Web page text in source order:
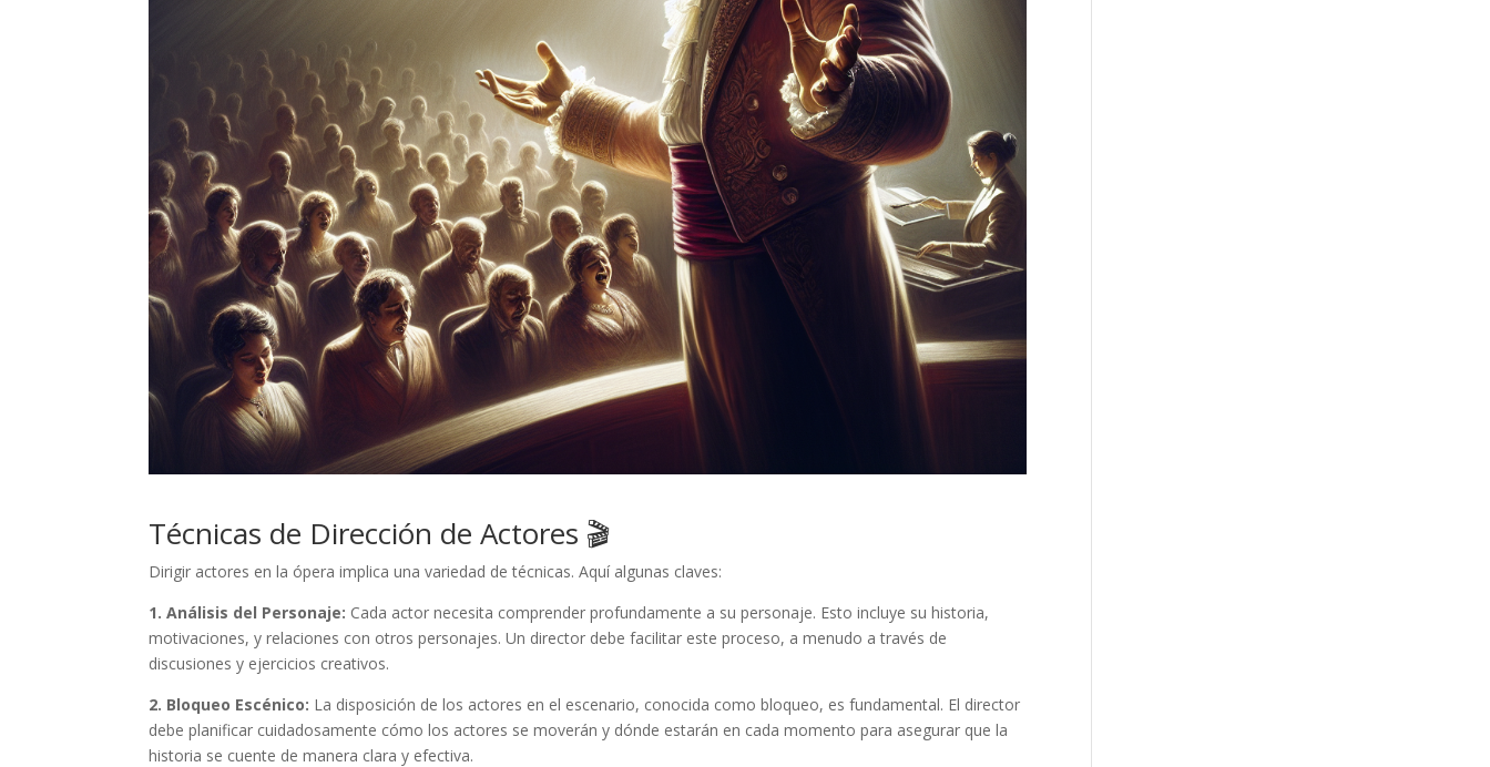
Técnicas de Dirección de Actores 🎬
Dirigir actores en la ópera implica una variedad de técnicas. Aquí algunas claves:
1. Análisis del Personaje: Cada actor necesita comprender profundamente a su personaje. Esto incluye su historia,
motivaciones, y relaciones con otros personajes. Un director debe facilitar este proceso, a menudo a través de
discusiones y ejercicios creativos.
2. Bloqueo Escénico: La disposición de los actores en el escenario, conocida como bloqueo, es fundamental. El director
debe planificar cuidadosamente cómo los actores se moverán y dónde estarán en cada momento para asegurar que la
historia se cuente de manera clara y efectiva.